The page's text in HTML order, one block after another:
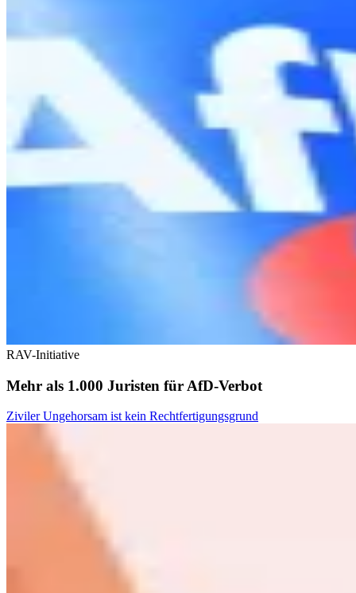
RAV-Initiative
Mehr als 1.000 Juristen für AfD-Verbot
Ziviler Ungehorsam ist kein Rechtfertigungsgrund